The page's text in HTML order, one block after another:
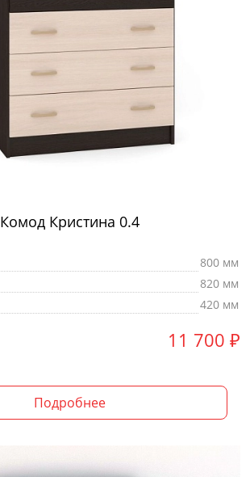
Комод Кристина 0.4
800 мм
820 мм
420 мм
11 700 ₽
Подробнее